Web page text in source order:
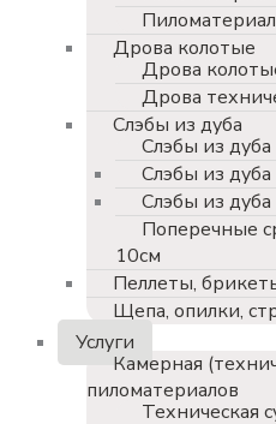
Дрова колотые
Дрова
Дрова
Слэбы из дуба
Слэбы из
Слэбы из
Слэбы из
Поперечные
10см
Пеллеты,
Щепа, опилки,
Услуги
Камерная
пиломатериалов
Техническая